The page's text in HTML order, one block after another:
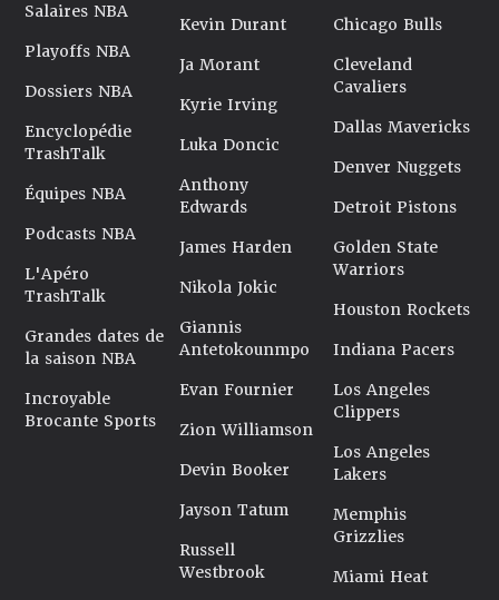
Salaires NBA
Playoffs NBA
Dossiers NBA
Encyclopédie
TrashTalk
Équipes NBA
Podcasts NBA
L'Apéro
TrashTalk
Grandes dates de
la saison NBA
Incroyable
Brocante Sports
Kevin Durant
Ja Morant
Kyrie Irving
Luka Doncic
Anthony
Edwards
James Harden
Nikola Jokic
Giannis
Antetokounmpo
Evan Fournier
Zion Williamson
Devin Booker
Jayson Tatum
Russell
Westbrook
Chicago Bulls
Cleveland
Cavaliers
Dallas Mavericks
Denver Nuggets
Detroit Pistons
Golden State
Warriors
Houston Rockets
Indiana Pacers
Los Angeles
Clippers
Los Angeles
Lakers
Memphis
Grizzlies
Miami Heat